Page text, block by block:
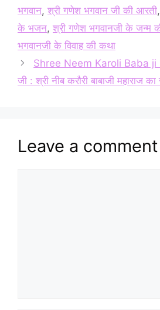
भगवान, श्री गणेश भगवान जी की आरती,
के भजन, श्री गणेश भगवानजी के जन्म
भगवानजी के विवाह की कथा
Shree Neem Karoli Baba ji :
जी : श्री नीब करौरी बाबाजी महाराज का
Leave a comment